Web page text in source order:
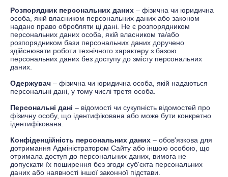
Розпорядник персональних даних – фізична чи юридична
особа, якій власником персональних даних або законом
надано право обробляти ці дані. Не є розпорядником
персональних даних особа, якій власником та/або
розпорядником бази персональних даних доручено
здійснювати роботи технічного характеру з базою
персональних даних без доступу до змісту персональних
даних.
Одержувач – фізична чи юридична особа, якій надаються
персональні дані, у тому числі третя особа.
Персональні дані – відомості чи сукупність відомостей про
фізичну особу, що ідентифікована або може бути конкретно
ідентифікована
Конфіденційність персональних даних – обов'язкова для
дотримання Адміністратором Сайту або іншою особою, що
отримала доступ до персональних даних, вимога не
допускати їх поширення без згоди суб'єкта персональних
даних або наявності іншої законної підстави.